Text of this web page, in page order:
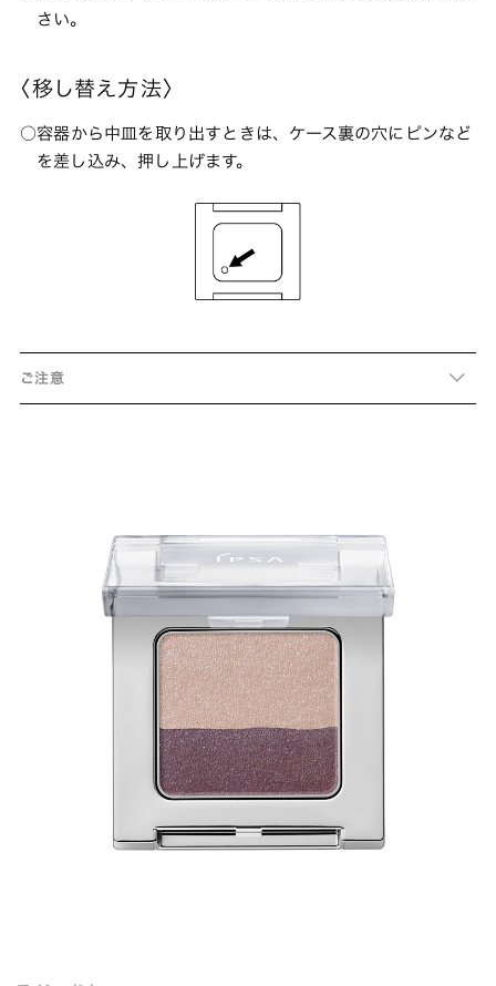
さい。
〈移し替え方法〉
容器から中皿を取り出すときは、ケース裏の穴にピンなど
を差し込み、押し上げます。
ご注意